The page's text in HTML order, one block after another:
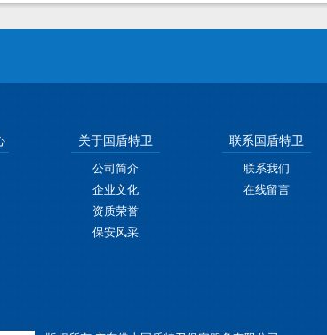
关于国盾特卫
公司简介
企业文化
资质荣誉
保安风采
联系国盾特卫
联系我们
在线留言